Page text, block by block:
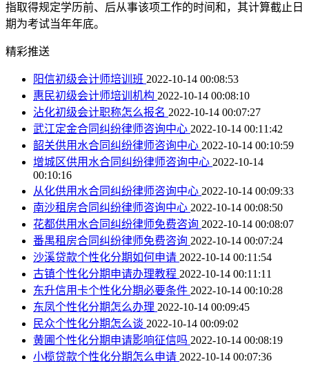
指取得规定学历前、后从事该项工作的时间和，其计算截止日
期为考试当年年底。
精彩推送
阳信初级会计师培训班 2022-10-14 00:08:53
惠民初级会计师培训机构 2022-10-14 00:08:10
沾化初级会计职称怎么报名 2022-10-14 00:07:27
武江定金合同纠纷律师咨询中心 2022-10-14 00:11:42
韶关供用水合同纠纷律师咨询中心 2022-10-14 00:10:59
增城区供用水合同纠纷律师咨询中心 2022-10-14
00:10:16
从化供用水合同纠纷律师咨询中心 2022-10-14 00:09:33
南沙租房合同纠纷律师咨询中心 2022-10-14 00:08:50
花都供用水合同纠纷律师免费咨询 2022-10-14 00:08:07
番禺租房合同纠纷律师免费咨询 2022-10-14 00:07:24
沙溪贷款个性化分期如何申请 2022-10-14 00:11:54
古镇个性化分期申请办理教程 2022-10-14 00:11:11
东升信用卡个性化分期必要条件 2022-10-14 00:10:28
东凤个性化分期怎么办理 2022-10-14 00:09:45
民众个性化分期怎么谈 2022-10-14 00:09:02
黄圃个性化分期申请影响征信吗 2022-10-14 00:08:19
小榄贷款个性化分期怎么申请 2022-10-14 00:07:36